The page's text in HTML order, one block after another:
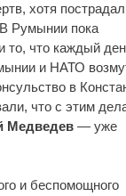
хотя
Румынии пока
то, что каждый
и НАТО
в
что с этим
Медведев — уже
и беспомощного